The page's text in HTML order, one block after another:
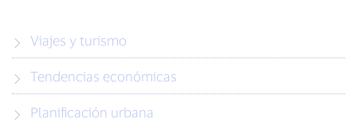
Viajes y turismo
Tendencias económicas
Planificación urbana